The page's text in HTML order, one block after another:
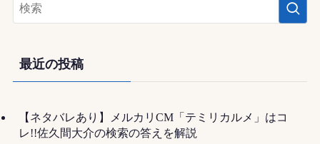
最近の投稿
【ネタバレあり】メルカリCM「テミリカルメ」はコ
レ!!佐久間大介の検索の答えを解説